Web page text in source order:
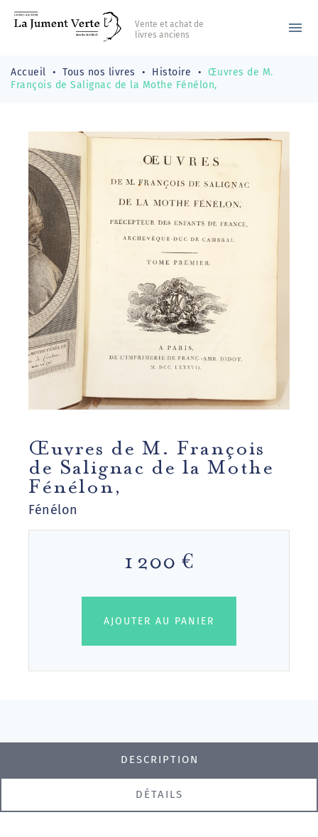
Vente et achat de
livres anciens
menu
Accueil Tous nos livres Histoire
Œuvres de M.
François de Salignac de la Mothe Fénélon,
Œuvres de M. François
de Salignac de la Mothe
Fénélon,
Fénélon
1 200 €
AJOUTER AU PANIER
DESCRIPTION
DÉTAILS